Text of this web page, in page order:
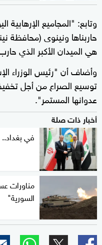
وتابع: "المجاميع الإرهابية
حاربناها ونينوى (محافظة
هي الميدان الأكبر الذي
وأضاف أن "رئيس الوزراء
توسيع الصراع من أجل
عدوانها المستمر".
أخبار ذات صلة
في بغداد..
مناورات
السورية"